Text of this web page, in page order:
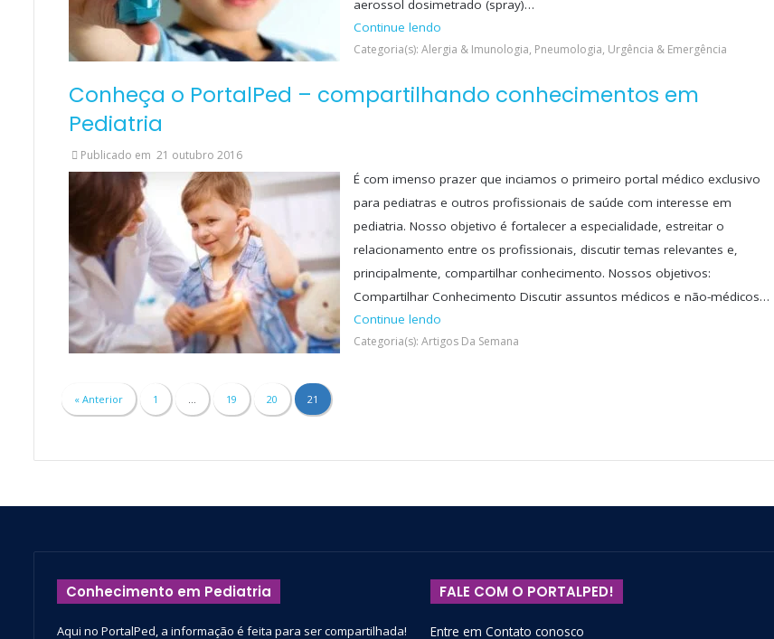
aerossol dosimetrado (spray)…
Continue lendo
Categoria(s): Alergia & Imunologia, Pneumologia, Urgência & Emergência
Conheça o PortalPed – compartilhando conhecimentos em
Pediatria
Publicado em 21 outubro 2016
É com imenso prazer que inciamos o primeiro portal médico exclusivo
para pediatras e outros profissionais de saúde com interesse em
pediatria. Nosso objetivo é fortalecer a especialidade, estreitar o
relacionamento entre os profissionais, discutir temas relevantes e,
principalmente, compartilhar conhecimento. Nossos objetivos:
Compartilhar Conhecimento Discutir assuntos médicos e não-médicos…
Continue lendo
Categoria(s): Artigos Da Semana
« Anterior 1 … 19 20 21
Conhecimento em Pediatria
Aqui no PortalPed, a informação é feita para ser compartilhada!
FALE COM O PORTALPED!
Entre em Contato conosco